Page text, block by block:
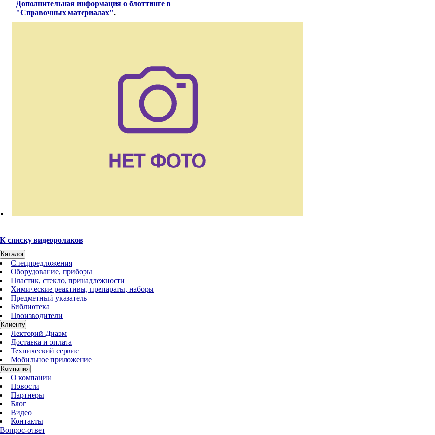
Дополнительная информация о блоттинге в
"Справочных материалах".
К списку видеороликов
Каталог
Спецпредложения
Оборудование, приборы
Пластик, стекло, принадлежности
Химические реактивы, препараты, наборы
Предметный указатель
Библиотека
Производители
Клиенту
Лекторий Диаэм
Доставка и оплата
Технический сервис
Мобильное приложение
Компания
О компании
Новости
Партнеры
Блог
Видео
Контакты
Вопрос-ответ